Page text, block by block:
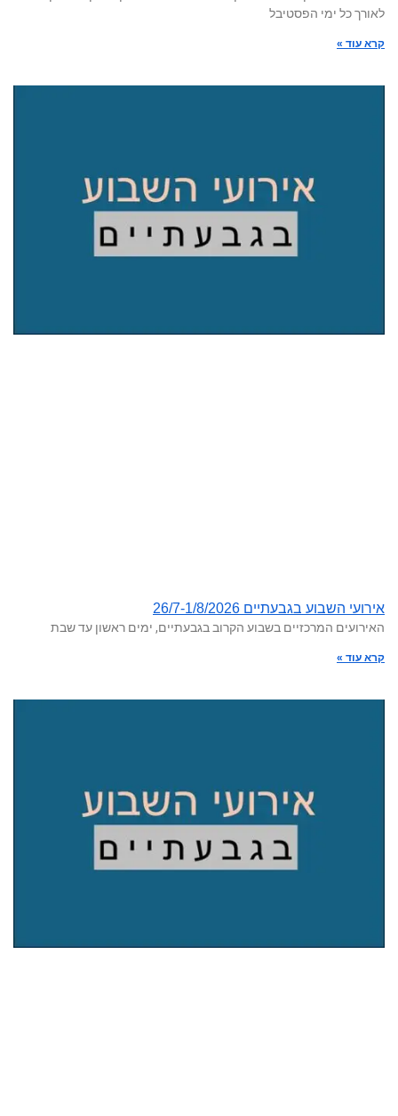
לאורך כל ימי הפסטיבל
קרא עוד »
אירועי השבוע בגבעתיים 26/7-1/8/2026
האירועים המרכזיים בשבוע הקרוב בגבעתיים, ימים ראשון עד שבת
קרא עוד »